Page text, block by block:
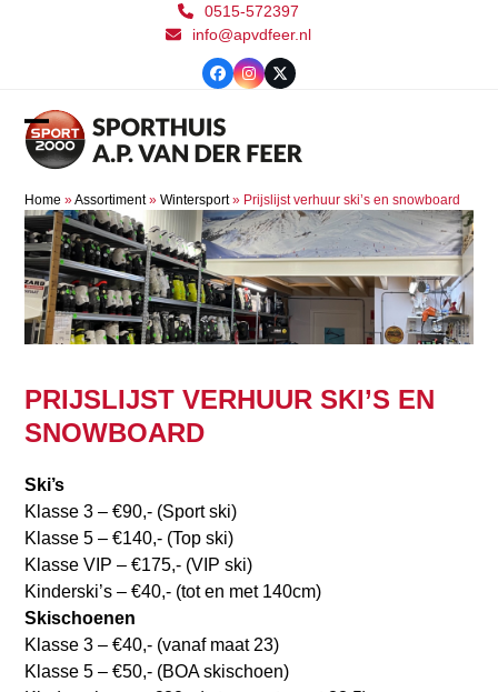
0515-572397
info@apvdfeer.nl
Facebook
Instagram
Twitter
Open
menu
Close
menu
Home »Assortiment»Wintersport» Prijslijst verhuur ski’s en snowboard
PRIJSLIJST VERHUUR SKI’S EN
SNOWBOARD
Ski’s
Klasse 3 – €90,- (Sport ski)
Klasse 5 – €140,- (Top ski)
Klasse VIP – €175,- (VIP ski)
Kinderski’s – €40,- (tot en met 140cm)
Skischoenen
Klasse 3 – €40,- (vanaf maat 23)
Klasse 5 – €50,- (BOA skischoen)